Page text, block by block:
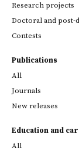
Research projects
Doctoral and post-
Contests
Publications
All
Journals
New releases
Education and
All